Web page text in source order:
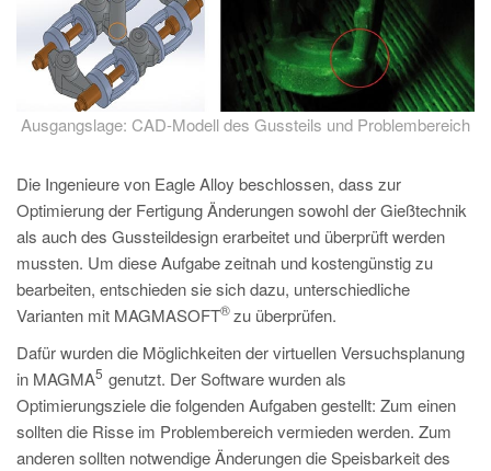
EN
ZH
MAGMA Indien
EN
MAGMA Korea
EN
Ausgangslage: CAD-Modell des Gussteils und Problembereich
Die Ingenieure von Eagle Alloy beschlossen, dass zur
Optimierung der Fertigung Änderungen sowohl der Gießtechnik
als auch des Gussteildesign erarbeitet und überprüft werden
mussten. Um diese Aufgabe zeitnah und kostengünstig zu
bearbeiten, entschieden sie sich dazu, unterschiedliche
Varianten mit MAGMASOFT
®zu überprüfen.
Dafür wurden die Möglichkeiten der virtuellen Versuchsplanung
in MAGMA
5 genutzt. Der Software wurden als
Optimierungsziele die folgenden Aufgaben gestellt: Zum einen
sollten die Risse im Problembereich vermieden werden. Zum
anderen sollten notwendige Änderungen die Speisbarkeit des